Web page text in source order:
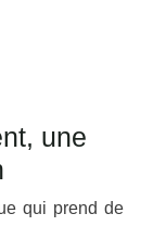
une
qui prend de